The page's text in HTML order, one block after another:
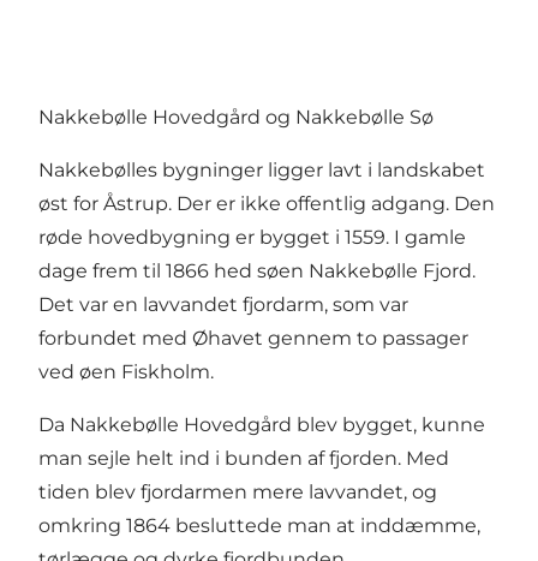
Nakkebølle Hovedgård og Nakkebølle Sø
Nakkebølles bygninger ligger lavt i landskabet
øst for Åstrup. Der er ikke offentlig adgang. Den
røde hovedbygning er bygget i 1559. I gamle
dage frem til 1866 hed søen Nakkebølle Fjord.
Det var en lavvandet fjordarm, som var
forbundet med Øhavet gennem to passager
ved øen Fiskholm.
Da Nakkebølle Hovedgård blev bygget, kunne
man sejle helt ind i bunden af fjorden. Med
tiden blev fjordarmen mere lavvandet, og
omkring 1864 besluttede man at inddæmme,